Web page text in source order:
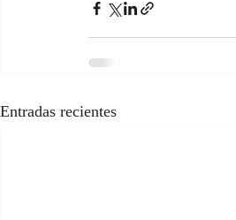
Entradas recientes